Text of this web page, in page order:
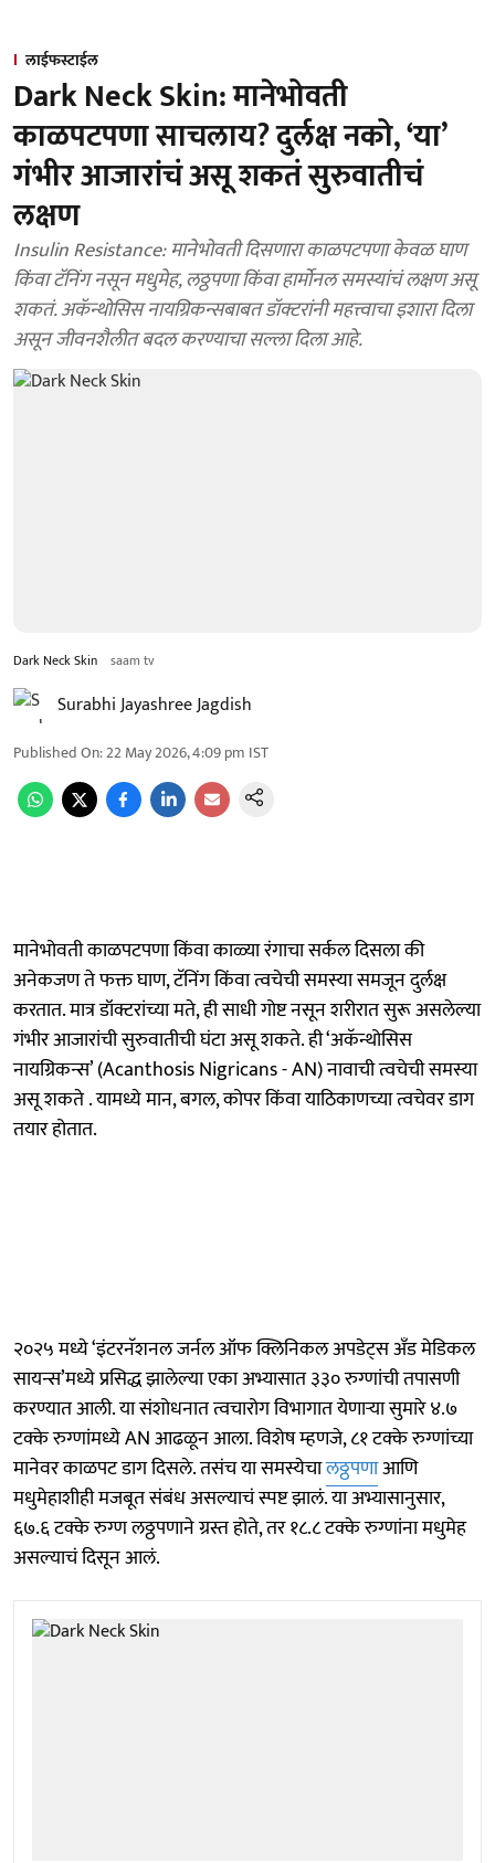
लाईफस्टाईल
Dark Neck Skin: मानेभोवती
काळपटपणा साचलाय? दुर्लक्ष नको, ‘या’
गंभीर आजारांचं असू शकतं सुरुवातीचं
लक्षण
Insulin Resistance: मानेभोवती दिसणारा काळपटपणा केवळ घाण
किंवा टॅनिंग नसून मधुमेह, लठ्ठपणा किंवा हार्मोनल समस्यांचं लक्षण असू
शकतं. अकॅन्थोसिस नायग्रिकन्सबाबत डॉक्टरांनी महत्त्वाचा इशारा दिला
असून जीवनशैलीत बदल करण्याचा सल्ला दिला आहे.
Dark Neck Skin saam tv
Surabhi Jayashree Jagdish
Published On:22 May 2026, 4:09 pm IST
मानेभोवती काळपटपणा किंवा काळ्या रंगाचा सर्कल दिसला की
अनेकजण ते फक्त घाण, टॅनिंग किंवा त्वचेची समस्या समजून दुर्लक्ष
करतात. मात्र डॉक्टरांच्या मते, ही साधी गोष्ट नसून शरीरात सुरू असलेल्या
गंभीर आजारांची सुरुवातीची घंटा असू शकते. ही ‘अकॅन्थोसिस
नायग्रिकन्स’ (Acanthosis Nigricans - AN) नावाची त्वचेची समस्या
असू शकते . यामध्ये मान, बगल, कोपर किंवा याठिकाणच्या त्वचेवर डाग
तयार होतात.
२०२५ मध्ये ‘इंटरनॅशनल जर्नल ऑफ क्लिनिकल अपडेट्स अँड मेडिकल
सायन्स’मध्ये प्रसिद्ध झालेल्या एका अभ्यासात ३३० रुग्णांची तपासणी
करण्यात आली. या संशोधनात त्वचारोग विभागात येणाऱ्या सुमारे ४.७
टक्के रुग्णांमध्ये AN आढळून आला. विशेष म्हणजे, ८१ टक्के रुग्णांच्या
मानेवर काळपट डाग दिसले. तसंच या समस्येचालठ्ठपणाआणि
मधुमेहाशीही मजबूत संबंध असल्याचं स्पष्ट झालं. या अभ्यासानुसार,
६७.६ टक्के रुग्ण लठ्ठपणाने ग्रस्त होते, तर १८.८ टक्के रुग्णांना मधुमेह
असल्याचं दिसून आलं.